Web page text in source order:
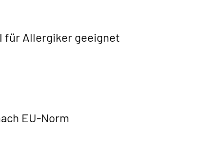
für Allergiker geeignet